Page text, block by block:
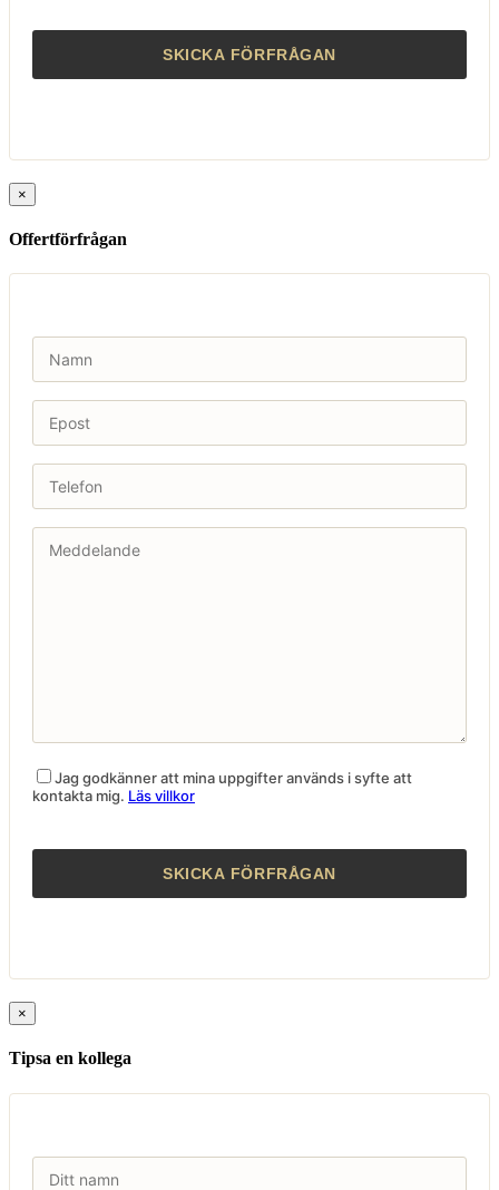
×
Offertförfrågan
Jag godkänner att mina uppgifter används i syfte att
kontakta mig. Läs villkor
×
Tipsa en kollega